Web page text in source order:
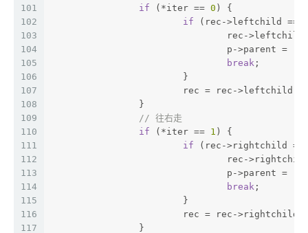
101
102
103
104
105
106
107
108
109
110
111
112
113
114
115
116
117
if (*iter == 0 ) {
if (rec->leftchild ==
rec-
p->parent =
break ;
			}
			rec = rec->leftchild;
		}
// 往右走
if (*iter == 1 ) {
if (rec->rightchild
rec-
p->parent =
break ;
			}
			rec = rec->rightchild;
		}